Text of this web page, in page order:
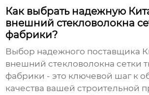
Как выбрать надежную
внешний стекловолокна
фабрики?
Выбор надежного поставщика
внешний стекловолокна сетки
фабрики - это ключевой шаг к
качества вашей строительной